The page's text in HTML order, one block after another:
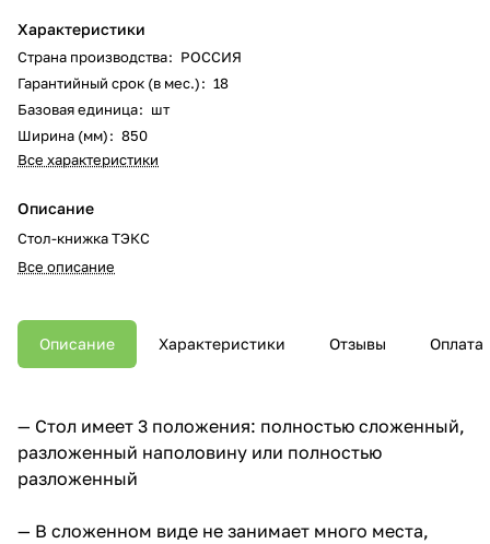
Характеристики
Страна производства: РОССИЯ
Гарантийный срок (в мес.): 18
Базовая единица: шт
Ширина (мм): 850
Все характеристики
Описание
Стол-книжка ТЭКС
Все описание
Описание Характеристики Отзывы Оплата
— Стол имеет 3 положения: полностью сложенный,
разложенный наполовину или полностью
разложенный
— В сложенном виде не занимает много места,